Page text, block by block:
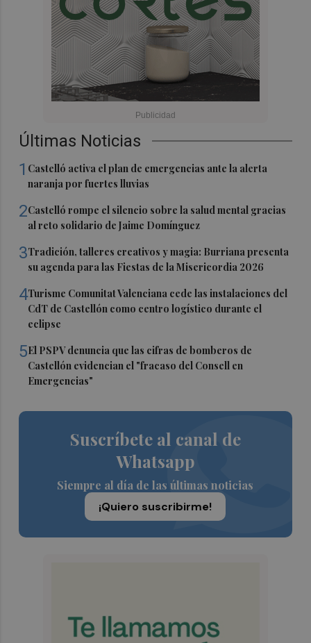
Últimas Noticias
1 Castelló activa el plan de emergencias ante la alerta
naranja por fuertes lluvias
2Castelló rompe el silencio sobre la salud mental gracias
al reto solidario de Jaime Domínguez
3Tradición, talleres creativos y magia: Burriana presenta
su agenda para las Fiestas de la Misericordia 2026
4Turisme Comunitat Valenciana cede las instalaciones del
CdT de Castellón como centro logístico durante el
eclipse
5El PSPV denuncia que las cifras de bomberos de
Castellón evidencian el "fracaso del Consell en
Emergencias"
Suscríbete al canal de
Whatsapp
Siempre al día de las últimas noticias
¡Quiero suscribirme!